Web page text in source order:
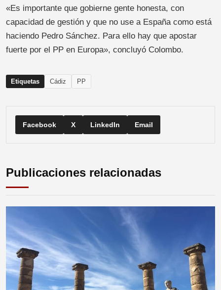
«Es importante que gobierne gente honesta, con
capacidad de gestión y que no use a España como está
haciendo Pedro Sánchez. Para ello hay que apostar
fuerte por el PP en Europa», concluyó Colombo.
Etiquetas Cádiz PP
Facebook X LinkedIn Email
Publicaciones relacionadas